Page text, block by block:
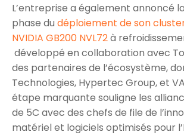
L’entreprise a également annoncé
phase du déploiement de son
NVIDIA GB200 NVL72à
développé en collaboration avec
des partenaires de l’écosystème,
Technologies, Hypertec Group, et
étape marquante souligne les
de 5C avec des chefs de file de
matériel et logiciels optimisés pour